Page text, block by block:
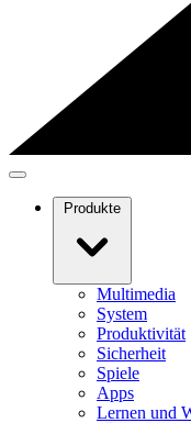
Produkte
Multimedia
System
Produktivität
Sicherheit
Spiele
Apps
Lernen und